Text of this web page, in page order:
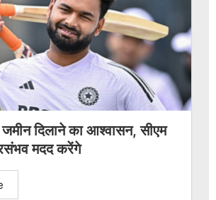
दिलाने का आश्वासन, सीएम
मदद करेंगे